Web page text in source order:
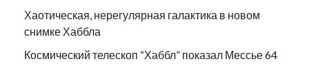
Хаотическая, нерегулярная галактика в новом
снимке Хаббла
Космический телескоп “Хаббл” показал Мессье 64